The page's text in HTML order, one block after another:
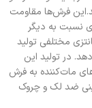
فرش‌ها مقاومت
نسبت به دیگر
مختلفی تولید‌
در تولید این
مات‌کننده به فرش
ضد لک و چروک